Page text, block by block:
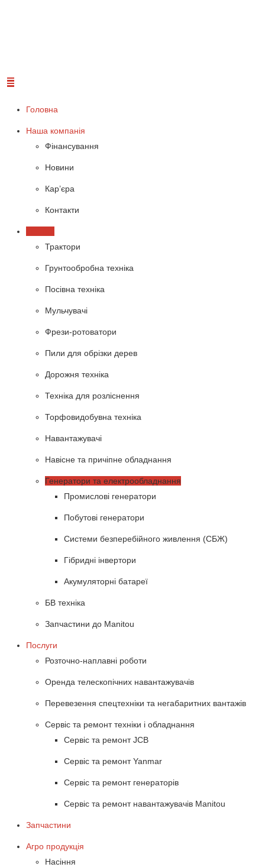
Головна
Наша компанія
Фінансування
Новини
Кар’єра
Контакти
Трактори
Грунтообробна техніка
Посівна техніка
Мульчувачі
Фрези-ротоватори
Пили для обрізки дерев
Дорожня техніка
Техніка для розліснення
Торфовидобувна техніка
Навантажувачі
Навісне та причіпне обладнання
Генератори та електрообладнання
Промислові генератори
Побутові генератори
Системи безперебійного живлення (СБЖ)
Гібридні інвертори
Акумуляторні батареї
БВ техніка
Запчастини до Manitou
Послуги
Розточно-наплавні роботи
Оренда телескопічних навантажувачів
Перевезення спецтехніки та негабаритних вантажів
Сервіс та ремонт техніки і обладнання
Cервіс та ремонт JCB
Cервіс та ремонт Yanmar
Сервіс та ремонт генераторів
Сервіс та ремонт навантажувачів Manitou
Запчастини
Агро продукція
Насіння